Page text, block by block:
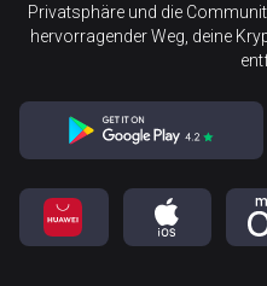
Privatsphäre und die
hervorragender Weg, deine